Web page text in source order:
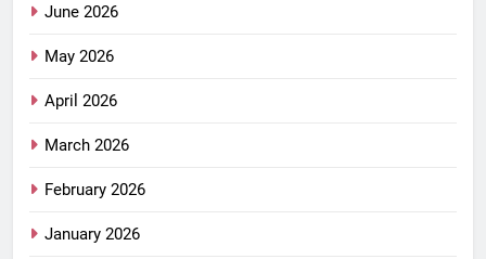
June 2026
May 2026
April 2026
March 2026
February 2026
January 2026